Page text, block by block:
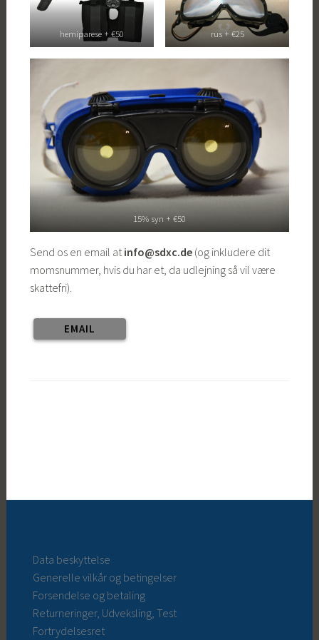
hemiparese + €50 rus + €25
15% syn + €50
Send os en email at info@sdxc.de (og inkludere dit
momsnummer, hvis du har et, da udlejning så vil være
skattefri).
EMAIL
Data beskyttelse
Generelle vilkår og betingelser
Forsendelse og betaling
Returneringer, Udveksling, Test
Fortrydelsesret